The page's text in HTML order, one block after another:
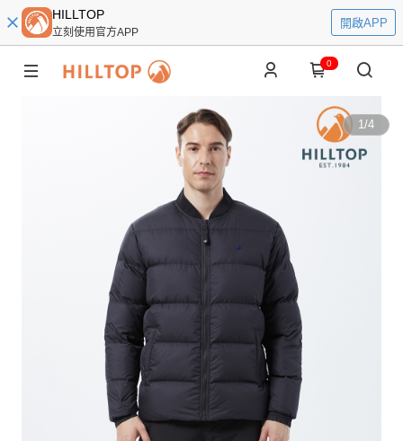
HILLTOP
立刻使用官方APP
開啟APP
0
1/4